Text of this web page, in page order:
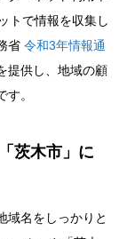
トで情報を収集し
省 令和3年情報通
提供し、地域の顧
。
茨木市」に
域名をしっかりと